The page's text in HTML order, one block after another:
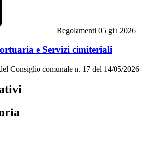
Regolamenti 05 giu 2026
e Servizi cimiteriali
Consiglio comunale n. 17 del 14/05/2026